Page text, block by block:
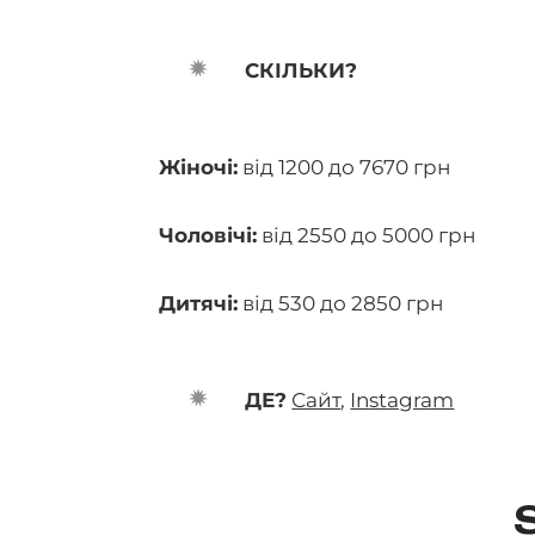
СКІЛЬКИ?
Жіночі: від 1200 до 7670 грн
Чоловічі: від 2550 до 5000 грн
Дитячі: від 530 до 2850 грн
ДЕ? Сайт, Instagram